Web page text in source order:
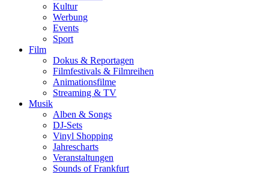
Kultur
Werbung
Events
Sport
Film
Dokus & Reportagen
Filmfestivals & Filmreihen
Animationsfilme
Streaming & TV
Musik
Alben & Songs
DJ-Sets
Vinyl Shopping
Jahrescharts
Veranstaltungen
Sounds of Frankfurt